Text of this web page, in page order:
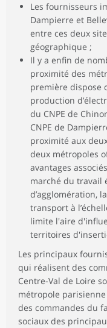
Les fournisseurs
Dampierre et
entre ces deux
géographique ;
Il y a enfin de
proximité des
première dispose
production
du CNPE de
CNPE de
proximité aux
deux métropoles
avantages
marché du travail
d’agglomération,
transport à
limite l'aire
territoires
Les principaux
qui réalisent des
Centre-Val de Loire
métropole
des commandes du
sociaux des